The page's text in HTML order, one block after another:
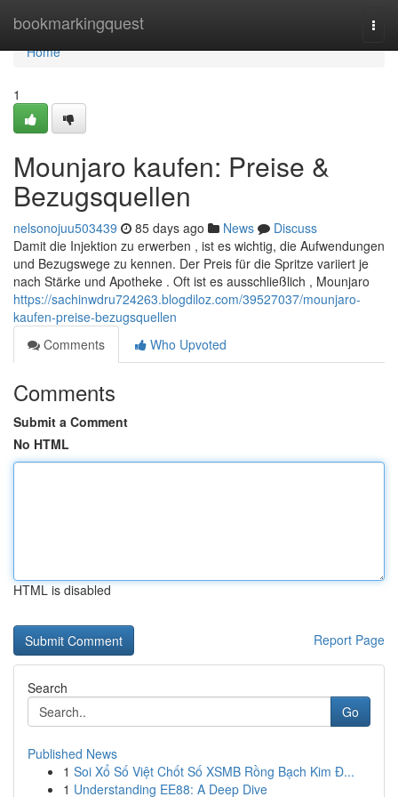
bookmarkingquest
Home
Home
1
Mounjaro kaufen: Preise &
Bezugsquellen
nelsonojuu503439 85 days ago News
Discuss
Damit die Injektion zu erwerben , ist es wichtig, die Aufwendungen
und Bezugswege zu kennen. Der Preis für die Spritze variiert je
nach Stärke und Apotheke . Oft ist es ausschließlich , Mounjaro
https://sachinwdru724263.blogdiloz.com/39527037/mounjaro-
kaufen-preise-bezugsquellen
Comments
Who Upvoted
Comments
Submit a Comment
No HTML
HTML is disabled
Report Page
Search
Go
Published News
1 Soi Xổ Số Việt Chốt Số XSMB Rồng Bạch Kim Đ...
1 Understanding EE88: A Deep Dive